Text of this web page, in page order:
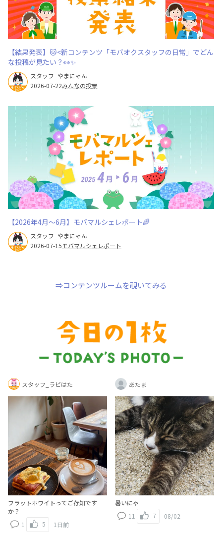
【結果発表】🐱<新コンテンツ「モバオクスタッフの日常」でどん
な投稿が見たい？👀✨
スタッフ_やまにゃん
2026-07-22みんなの投票
【2026年4月～6月】モバマルシェレポート🌈
スタッフ_やまにゃん
2026-07-15モバマルシェレポート
⇒コンテンツルームを覗いてみる
スタッフ_ラビはた
フラットホワイトってご存知です
か？
1
5 1日前
あたま
暑いにゃ
11
7 08/02